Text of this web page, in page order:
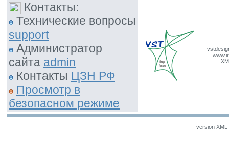
Контакты:
Технические вопросы
support
Администратор
сайта admin
Контакты ЦЗН РФ
Просмотр в
безопасном режиме
version